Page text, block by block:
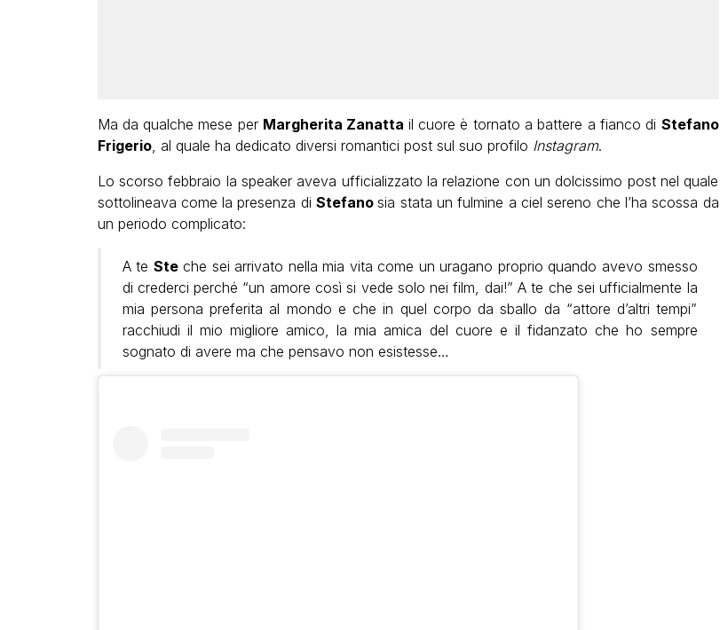
Ma da qualche mese per Margherita Zanatta il cuore è tornato a battere a fianco di Stefano
Frigerio, al quale ha dedicato diversi romantici post sul suo profilo Instagram.
Lo scorso febbraio la speaker aveva ufficializzato la relazione con un dolcissimo post nel quale
sottolineava come la presenza diStefanosia stata un fulmine a ciel sereno che l’ha scossa da
un periodo complicato:
A te Steche sei arrivato nella mia vita come un uragano proprio quando avevo smesso
di crederci perché “un amore così si vede solo nei film, dai!” A te che sei ufficialmente la
mia persona preferita al mondo e che in quel corpo da sballo da “attore d’altri tempi”
racchiudi il mio migliore amico, la mia amica del cuore e il fidanzato che ho sempre
sognato di avere ma che pensavo non esistesse…